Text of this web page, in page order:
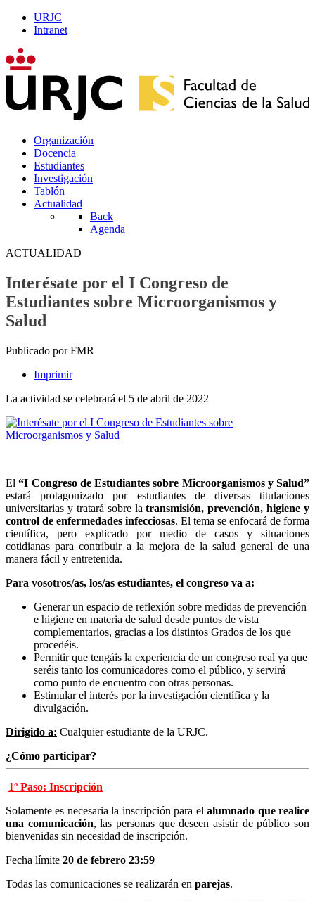
URJC
Intranet
Organización
Docencia
Estudiantes
Investigación
Tablón
Actualidad
Back
Agenda
ACTUALIDAD
Interésate por el I Congreso de
Estudiantes sobre Microorganismos y
Salud
Publicado por FMR
Imprimir
La actividad se celebrará el 5 de abril de 2022
El“I Congreso de Estudiantes sobre Microorganismos y Salud”
estará protagonizado por estudiantes de diversas titulaciones
universitarias y tratará sobre latransmisión, prevención, higiene y
control de enfermedades infecciosas. El tema se enfocará de forma
científica, pero explicado por medio de casos y situaciones
cotidianas para contribuir a la mejora de la salud general de una
manera fácil y entretenida.
Para vosotros/as, los/as estudiantes, el congreso va a:
Generar un espacio de reflexión sobre medidas de prevención
e higiene en materia de salud desde puntos de vista
complementarios, gracias a los distintos Grados de los que
procedéis.
Permitir que tengáis la experiencia de un congreso real ya que
seréis tanto los comunicadores como el público, y servirá
como punto de encuentro con otras personas.
Estimular el interés por la investigación científica y la
divulgación.
Dirigido a: Cualquier estudiante de la URJC.
¿Cómo participar?
1º Paso: Inscripción
Solamente es necesaria la inscripción para elalumnado que realice
una comunicación, las personas que deseen asistir de público son
bienvenidas sin necesidad de inscripción.
Fecha límite 20 de febrero 23:59
Todas las comunicaciones se realizarán en parejas.